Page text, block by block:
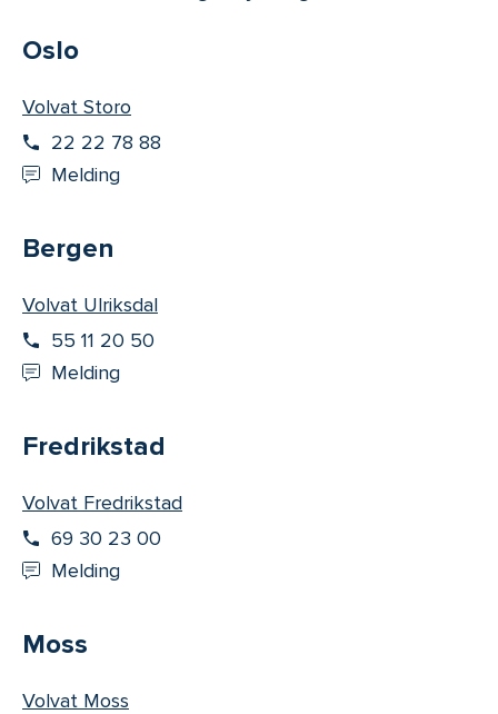
Oslo
Volvat Storo
22 22 78 88
Melding
Bergen
Volvat Ulriksdal
55 11 20 50
Melding
Fredrikstad
Volvat Fredrikstad
69 30 23 00
Melding
Moss
Volvat Moss